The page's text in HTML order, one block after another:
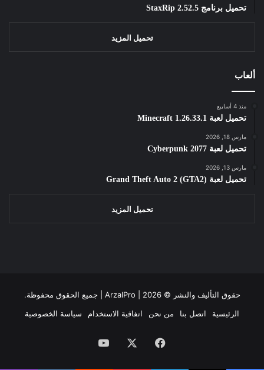
تحميل برنامج StaxRip 2.52.5
تحميل المزيد
ألعاب
منذ 4 أسابيع
تحميل لعبة Minecraft 1.26.33.1
مارس 18, 2026
تحميل لعبة Cyberpunk 2077
مارس 13, 2026
تحميل لعبة Grand Theft Auto 2 (GTA2)
تحميل المزيد
حقوق التأليف والنشر © ArzalPro | 2026 | جميع الحقوق محفوظة.
الرئيسية
اتصل بنا من نحن اتفاقية الاستخدام سياسة الخصوصية
فيسبوك ‫YouTube